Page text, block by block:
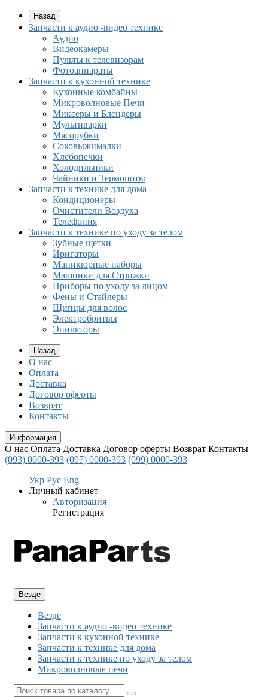
Назад
Запчасти к аудио -видео технике
Аудио
Видеокамеры
Пульты к телевизорам
Фотоаппараты
Запчасти к кухонной технике
Кухонные комбайны
Микроволновые Печи
Миксеры и Блендеры
Мультиварки
Мясорубки
Соковыжималки
Хлебопечки
Холодильники
Чайники и Термопоты
Запчасти к технике для дома
Кондиционеры
Очистители Воздуха
Телефония
Запчасти к технике по уходу за телом
Зубные щетки
Иригаторы
Маникюрные наборы
Машинки для Стрижки
Приборы по уходу за лицом
Фены и Стайлеры
Щипцы для волос
Электробритвы
Эпиляторы
Назад
О нас
Оплата
Доставка
Договор оферты
Возврат
Контакты
Информация
О нас Оплата Доставка Договор оферты Возврат Контакты
(093) 0000-393 (097) 0000-393 (099) 0000-393
Укр Рус Eng
Личный кабинет
Авторизация
Регистрация
Везде
Везде
Запчасти к аудио -видео технике
Запчасти к кухонной технике
Запчасти к технике для дома
Запчасти к технике по уходу за телом
Микроволновые печи